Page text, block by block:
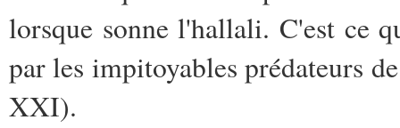
lorsque sonne l'hallali. C'est ce
par les impitoyables prédateurs
XXI).